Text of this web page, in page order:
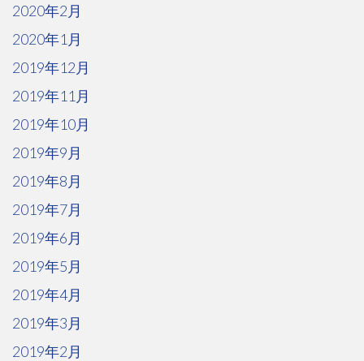
2020年2月
2020年1月
2019年12月
2019年11月
2019年10月
2019年9月
2019年8月
2019年7月
2019年6月
2019年5月
2019年4月
2019年3月
2019年2月